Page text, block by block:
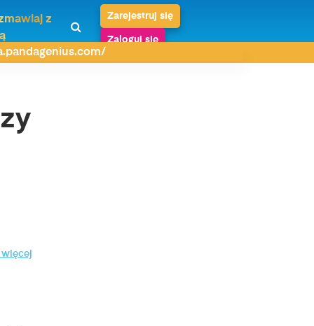
z
Zarejestruj się
Zaloguj się